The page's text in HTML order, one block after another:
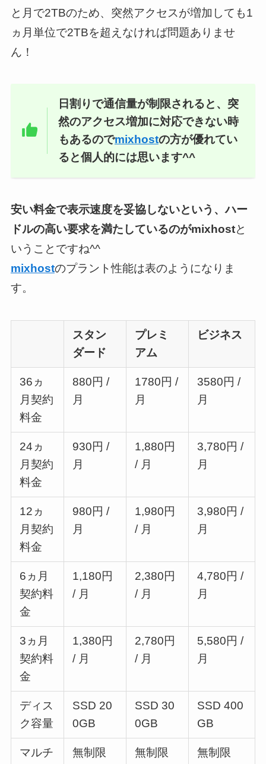
と月で2TBのため、突然アクセスが増加しても1
ヵ月単位で2TBを超えなければ問題ありませ
ん！
日割りで通信量が制限されると、突
然のアクセス増加に対応できない時
もあるのでmixhostの方が優れてい
ると個人的には思います^^
安い料金で表示速度を妥協しないという、ハー
ドルの高い要求を満たしているのがmixhostと
いうことですね^^
mixhostのプラント性能は表のようになりま
す。
スタン
ダード
プレミ
アム
ビジネス
36ヵ
月契約
料金
880円 /
月
1780円 /
月
3580円 /
月
24ヵ
月契約
料金
930円 /
月
1,880円
/ 月
3,780円 /
月
12ヵ
月契約
料金
980円 /
月
1,980円
/ 月
3,980円 /
月
6ヵ月
契約料
金
1,180円
/ 月
2,380円
/ 月
4,780円 /
月
3ヵ月
契約料
金
1,380円
/ 月
2,780円
/ 月
5,580円 /
月
ディス
ク容量
SSD 20
0GB
SSD 30
0GB
SSD 400
GB
マルチ 無制限 無制限 無制限